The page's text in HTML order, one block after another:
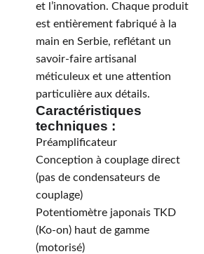
et l’innovation. Chaque produit
est entièrement fabriqué à la
main en Serbie, reflétant un
savoir-faire artisanal
méticuleux et une attention
particulière aux détails.
Caractéristiques
techniques :
Préamplificateur
Conception à couplage direct
(pas de condensateurs de
couplage)
Potentiomètre japonais TKD
(Ko-on) haut de gamme
(motorisé)